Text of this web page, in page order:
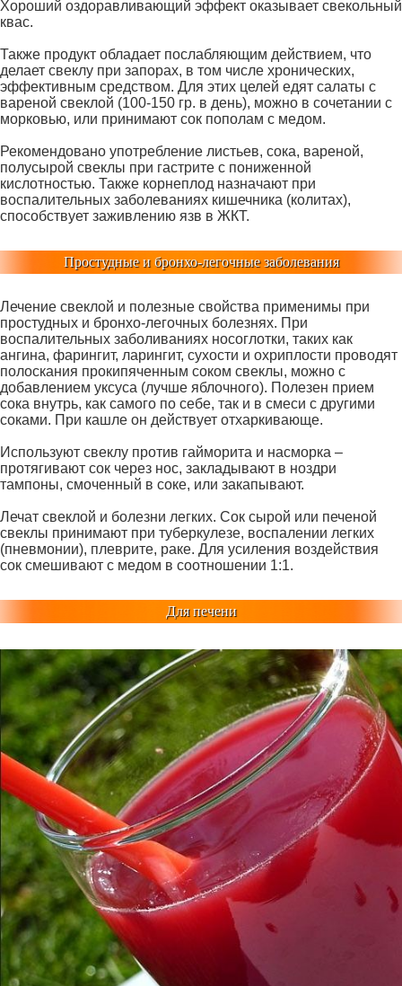
Хороший оздоравливающий эффект оказывает свекольный
квас.
Также продукт обладает послабляющим действием, что
делает свеклу при запорах, в том числе хронических,
эффективным средством. Для этих целей едят салаты с
вареной свеклой (100-150 гр. в день), можно в сочетании с
морковью, или принимают сок пополам с медом.
Рекомендовано употребление листьев, сока, вареной,
полусырой свеклы при гастрите с пониженной
кислотностью. Также корнеплод назначают при
воспалительных заболеваниях кишечника (колитах),
способствует заживлению язв в ЖКТ.
Простудные и бронхо-легочные заболевания
Лечение свеклой и полезные свойства применимы при
простудных и бронхо-легочных болезнях. При
воспалительных заболиваниях носоглотки, таких как
ангина, фарингит, ларингит, сухости и охриплости проводят
полоскания прокипяченным соком свеклы, можно с
добавлением уксуса (лучше яблочного). Полезен прием
сока внутрь, как самого по себе, так и в смеси с другими
соками. При кашле он действует отхаркивающе.
Используют свеклу против гайморита и насморка –
протягивают сок через нос, закладывают в ноздри
тампоны, смоченный в соке, или закапывают.
Лечат свеклой и болезни легких. Сок сырой или печеной
свеклы принимают при туберкулезе, воспалении легких
(пневмонии), плеврите, раке. Для усиления воздействия
сок смешивают с медом в соотношении 1:1.
Для печени